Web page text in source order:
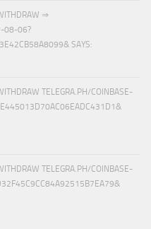
⇒
08-06?
SAYS:
TELEGRA.PH/COINBASE-
TELEGRA.PH/COINBASE-